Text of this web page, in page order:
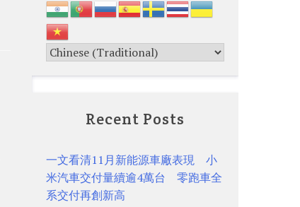
Recent Posts
一文看清11月新能源車廠表現 小
米汽車交付量續逾4萬台 零跑車全
系交付再創新高